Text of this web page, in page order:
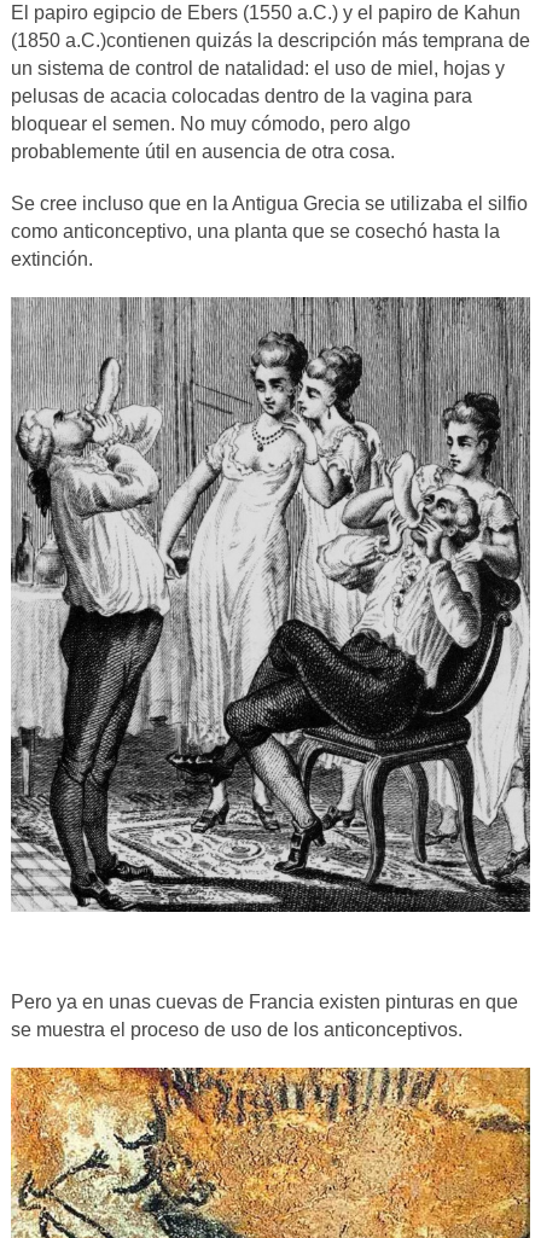
El papiro egipcio de Ebers (1550 a.C.) y el papiro de Kahun
(1850 a.C.)contienen quizás la descripción más temprana de
un sistema de control de natalidad: el uso de miel, hojas y
pelusas de acacia colocadas dentro de la vagina para
bloquear el semen. No muy cómodo, pero algo
probablemente útil en ausencia de otra cosa.
Se cree incluso que en la Antigua Grecia se utilizaba el silfio
como anticonceptivo, una planta que se cosechó hasta la
extinción.
Pero ya en unas cuevas de Francia existen pinturas en que
se muestra el proceso de uso de los anticonceptivos.